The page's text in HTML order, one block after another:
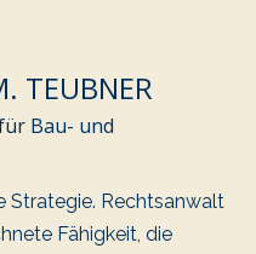
TEUBNER
Bau- und
Strategie. Rechtsanwalt
Fähigkeit, die